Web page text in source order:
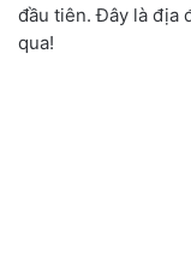
đầu tiên. Đây là địa
qua!